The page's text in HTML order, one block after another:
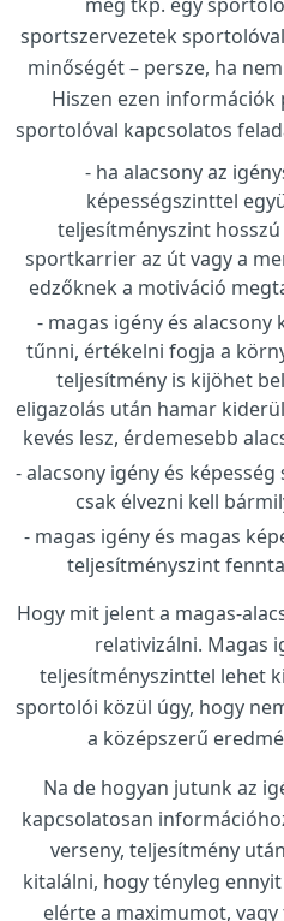
sportszervezetek
minőségét – persze, ha
Hiszen ezen
sportolóval kapcsolatos
ha alacsony az
képességszinttel
teljesítményszint
sportkarrier az út vagy a
edzőknek a motiváció
magas igény és
tűnni, értékelni fogja a
teljesítmény is kijöhet
eligazolás után hamar
kevés lesz, érdemesebb
alacsony igény és
csak élvezni kell
magas igény és magas
teljesítményszint
Hogy mit jelent a magas-
relativizálni. Magas
teljesítményszinttel lehet
sportolói közül úgy, hogy
a középszerű
Na de hogyan jutunk az
kapcsolatosan
verseny, teljesítmény
kitalálni, hogy tényleg
elérte a maximumot,